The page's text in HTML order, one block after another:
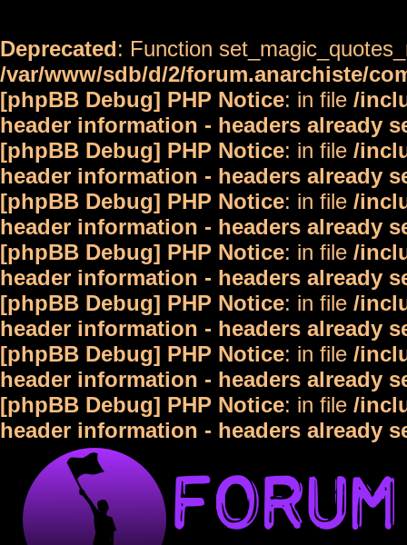
Deprecated: Function
/var/www/sdb/d/2/forum.anarchiste/
[phpBB Debug] PHP Notice: in file /
header information - headers already
[phpBB Debug] PHP Notice: in file /
header information - headers already
[phpBB Debug] PHP Notice: in file /
header information - headers already
[phpBB Debug] PHP Notice: in file /
header information - headers already
[phpBB Debug] PHP Notice: in file /
header information - headers already
[phpBB Debug] PHP Notice: in file /
header information - headers already
[phpBB Debug] PHP Notice: in file /
header information - headers already